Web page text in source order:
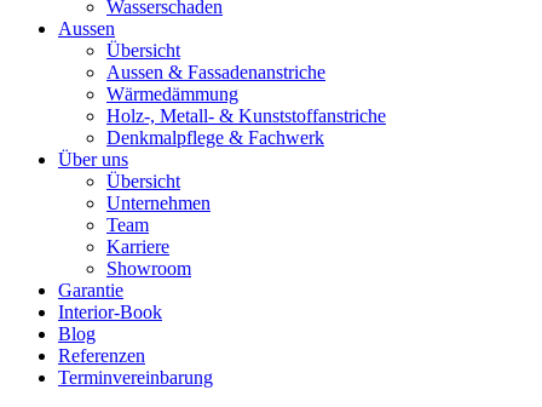
Wasserschaden
Aussen
Übersicht
Aussen & Fassadenanstriche
Wärmedämmung
Holz-, Metall- & Kunststoffanstriche
Denkmalpflege & Fachwerk
Über uns
Übersicht
Unternehmen
Team
Karriere
Showroom
Garantie
Interior-Book
Blog
Referenzen
Terminvereinbarung